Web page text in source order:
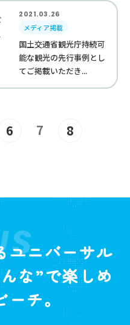
2021.03.26
メディア掲載
国土交通省観光庁持続可
能な観光の先行事例とし
てご掲載いただき...
6 7 8
ユニバーサル
な”で楽しめ
チ。